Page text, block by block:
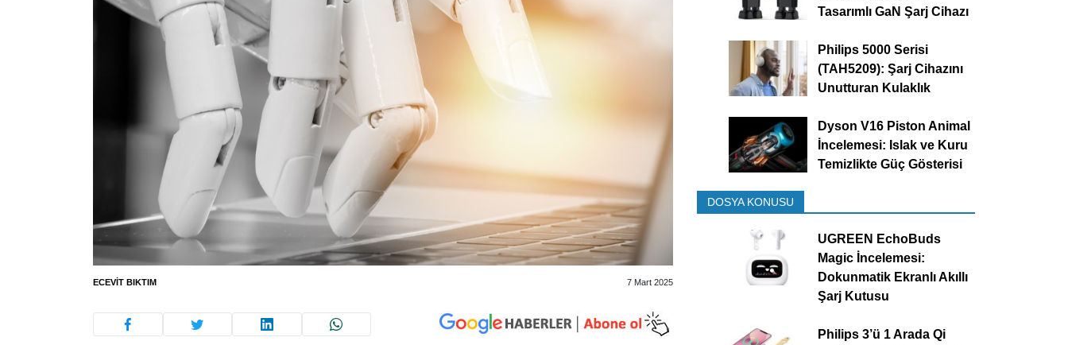
ECEVIT BIKTIM 7 Mart 2025
Tasarımlı GaN Şarj Cihazı
Philips 5000 Serisi
(TAH5209): Şarj Cihazını
Unutturan Kulaklık
Dyson V16 Piston Animal
İncelemesi: Islak ve Kuru
Temizlikte Güç Gösterisi
DOSYA KONUSU
UGREEN EchoBuds
Magic İncelemesi:
Dokunmatik Ekranlı Akıllı
Şarj Kutusu
Philips 3’ü 1 Arada Qi